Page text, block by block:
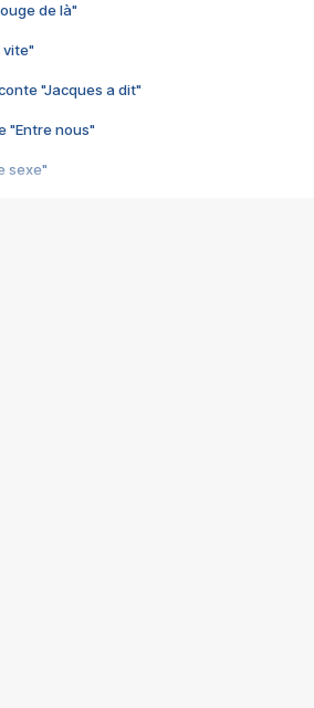
de là"
vite"
"Jacques a dit"
"Entre nous"
sexe"